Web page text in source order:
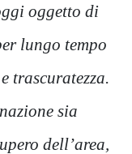
oggetto di
lungo tempo
trascuratezza.
sia
dell’area,